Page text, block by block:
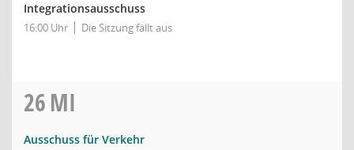
Integrationsausschuss
16:00 Uhr Die Sitzung fällt aus
26MI
Ausschuss für Verkehr